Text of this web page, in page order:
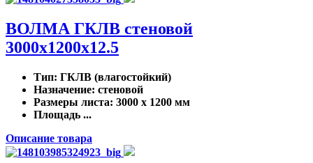
ВОЛМА ГКЛВ стеновой
3000х1200х12.5
Тип: ГКЛВ (влагостойкий)
Назначение: стеновой
Размеры листа: 3000 x 1200 мм
Площадь ...
Описание товара